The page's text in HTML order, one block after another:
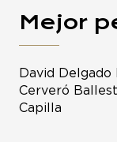
Mejor
David Delgado
Cerveró
Capilla